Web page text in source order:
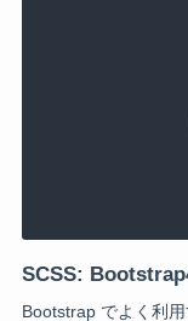
SCSS:
Bootstrap でよく利